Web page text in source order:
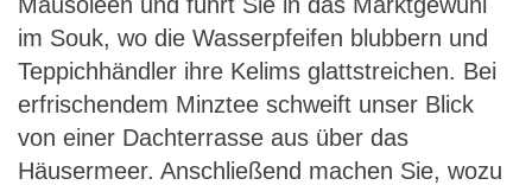
im Souk, wo die Wasserpfeifen blubbern und
Teppichhändler ihre Kelims glattstreichen. Bei
erfrischendem Minztee schweift unser Blick
von einer Dachterrasse aus über das
Häusermeer. Anschließend machen Sie, wozu